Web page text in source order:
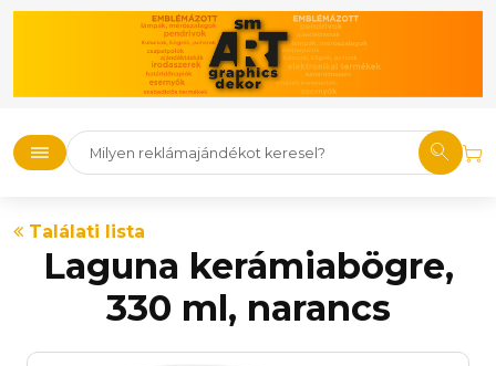
Találati lista
Laguna kerámiabögre,
330 ml, narancs